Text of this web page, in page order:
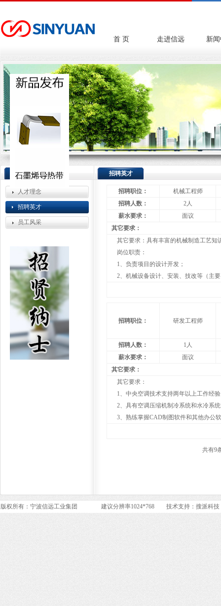
首 页 走进信远 新
人力资源
人才理念
招聘英才
员工风采
招聘英才
招聘职位：
机械工程师
招聘人数：
2人
薪水要求：
面议
其它要求：
其它要求：具有丰富的机械制造工艺知
岗位职责：
1、负责项目的设计开发；
2、机械设备设计、安装、技改等（主
招聘职位： 研发工程师
招聘人数：
1人
薪水要求：
面议
其它要求：
其它要求：
1、中央空调技术支持两年以上工作经
2、具有空调压缩机制冷系统和水冷系
3、熟练掌握CAD制图软件和其他办公
共有9
版权所有：宁波信远工业集团 建议分辨率1024*768 技术支持： 搜派科技